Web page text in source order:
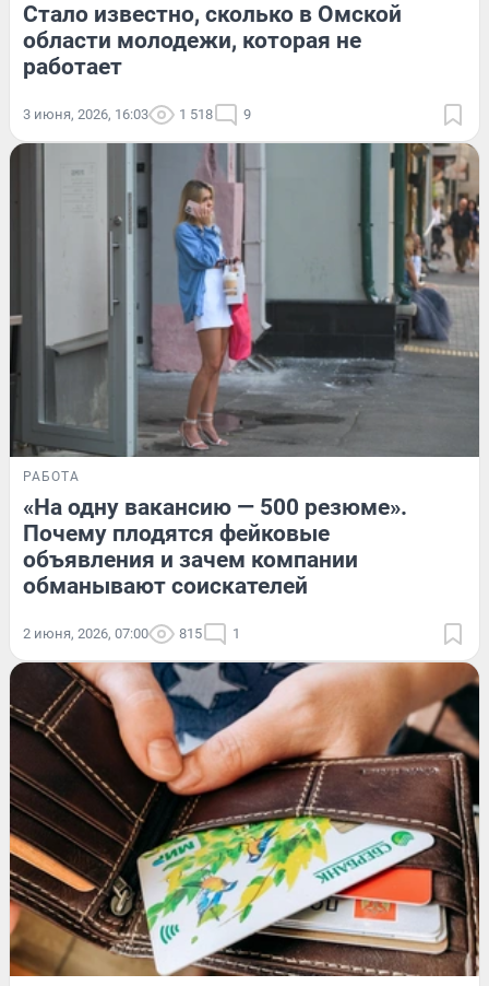
Стало известно, сколько в Омской
области молодежи, которая не
работает
3 июня, 2026, 16:03 1 518 9
РАБОТА
«На одну вакансию — 500 резюме».
Почему плодятся фейковые
объявления и зачем компании
обманывают соискателей
2 июня, 2026, 07:00 815 1